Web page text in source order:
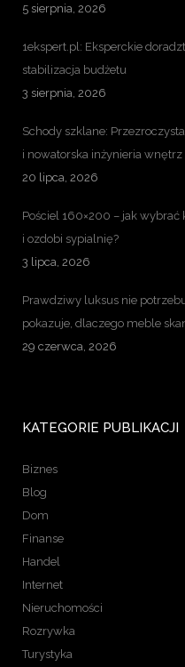
5 sierpnia, 2026
1ekspert.pl: Eksperckie
stabilizacja budżetu
3 sierpnia, 2026
Schody szklane:
i nowatorska inżynieria wnętrz
20 lipca, 2026
Pościel 160×200 – jak
i ozdobi sypialnię?
3 lipca, 2026
Prawdziwy luksus nie
pokazuje, dlaczego meble
29 czerwca, 2026
KATEGORIE PUBLIKACJI
Biznes
Blog
Dom
Finanse
Handel
Internet
Nieruchomości
Rozrywka
Turystyka